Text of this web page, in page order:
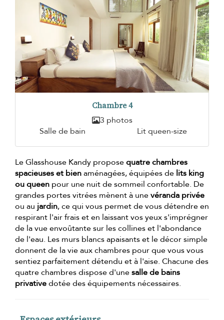
Chambre 4
3 photos
Salle de bain
Lit queen-size
Le Glasshouse Kandy proposequatre chambres
spacieuses et bienaménagées, équipées de lits king
ou queen pour une nuit de sommeil confortable. De
grandes portes vitrées mènent à unevéranda privée
ou au jardin, ce qui vous permet de vous détendre en
respirant l'air frais et en laissant vos yeux s'imprégner
de la vue envoûtante sur les collines et l'abondance
de l'eau. Les murs blancs apaisants et le décor simple
donnent de la vie aux chambres pour que vous vous
sentiez parfaitement détendu et à l'aise. Chacune des
quatre chambres dispose d'unesalle de bains
privativedotée des équipements nécessaires.